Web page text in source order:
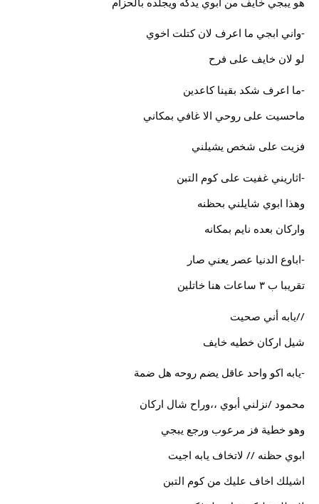
-واني ابجي ما اعرف لان كتلت اخوي
لو لان خايف على فرح
-ما اعرف شكد بقينا كاعدين
ماحسيت على روحي الا غافي بمكاني
فزيت على شخص يشيلني
-اثاريني غفيت على كوم التبن
وهذا ابوي شايلني بحظنه
واركان بعده نايم بمكانه
-اباوع الدنيا عصر يعني صار
تقريبا ب ٣ ساعات هنا خاتلين
//يابه أني صحيت
شيل اركان خطيه خايف
-يابه اكو واحد عاقل يضم روحه هل ضمة
محمود /نزلني أبوي ،،وراح شال اركان
وهو خطية فز مرعوب ورجع يبجي
ابوي حظنه // لاتخاف يابه اجيت
اشيلك اخاف عليك من كوم التبن